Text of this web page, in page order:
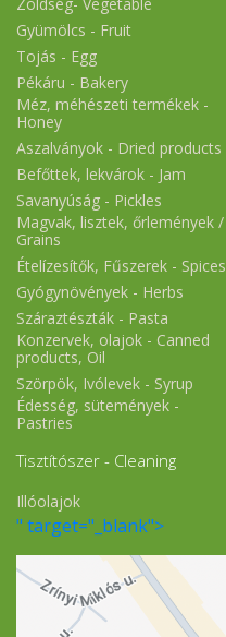
Gyümölcs - Fruit
Tojás - Egg
Pékáru - Bakery
Méz, méhészeti termékek -
Honey
Aszalványok - Dried products
Befőttek, lekvárok - Jam
Savanyúság - Pickles
Magvak, lisztek, őrlemények /
Grains
Ételízesítők, Fűszerek - Spices
Gyógynövények - Herbs
Száraztészták - Pasta
Konzervek, olajok - Canned
products, Oil
Szörpök, Ivólevek - Syrup
Édesség, sütemények -
Pastries
Tisztítószer - Cleaning
Illóolajok
" target="_blank">